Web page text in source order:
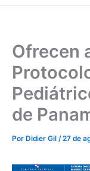
Ofrecen
de
Por Didier Gil /27 de